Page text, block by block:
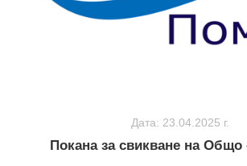
Дата: 23.04.2025 г.
Покана за свикване на Общо